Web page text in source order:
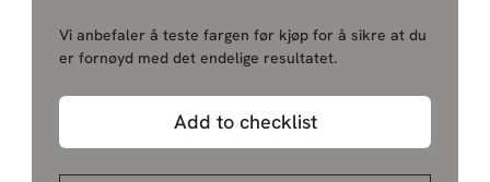
Vi anbefaler å teste fargen før kjøp for å sikre at du
er fornøyd med det endelige resultatet.
Add to checklist